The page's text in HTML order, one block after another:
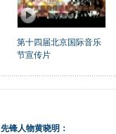
第十四届北京国际音乐
节宣传片
先锋人物黄晓明：